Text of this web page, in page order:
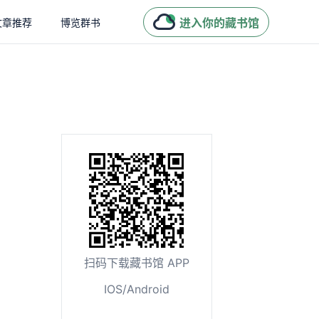
章推荐 博览群书 进入你的藏书馆
扫码下载藏书馆 APP
IOS/Android